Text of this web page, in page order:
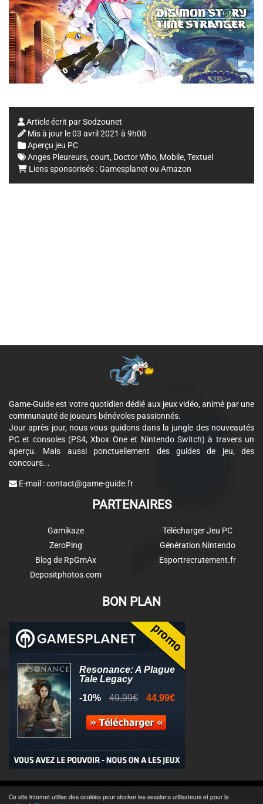
Ce site internet utilise des cookies pour stocker les sessions utilisateurs et pour la
Article écrit parSodzounet
Mis à jour le03 avril 2021 à 9h00
Aperçu jeu PC
Anges Pleureurs, court, Doctor Who, Mobile, Textuel
Liens sponsorisés :Gamesplanet ou Amazon
Game-Guide est votre quotidien dédié aux jeux vidéo, animé par une
communauté de joueurs bénévoles passionnés.
Jour après jour, nous vous guidons dans la jungle des nouveautés
PC et consoles (PS4, Xbox One et Nintendo Switch) à travers un
aperçu. Mais aussi ponctuellement des guides de jeu, des
concours...
E-mail :contact@game-guide.fr
PARTENAIRES
Gamikaze
ZeroPing
Blog de RpGmAx
Depositphotos.com
Télécharger Jeu PC
Génération Nintendo
Esportrecrutement.fr
BON PLAN